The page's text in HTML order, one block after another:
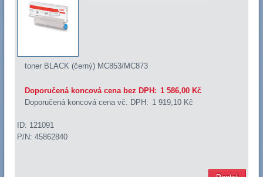
toner BLACK (černý) MC853/MC873
Doporučená koncová cena bez DPH: 1 586,00 Kč
Doporučená koncová cena vč. DPH: 1 919,10 Kč
ID: 121091
P/N: 45862840